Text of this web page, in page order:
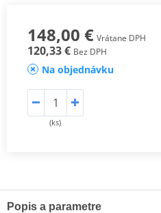
148,00 € Vrátane DPH
120,33 € Bez DPH
Na objednávku
(ks)
Popis a parametre